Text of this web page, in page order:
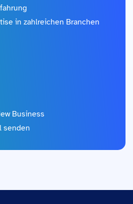
Business
senden
in zahlreichen Branchen